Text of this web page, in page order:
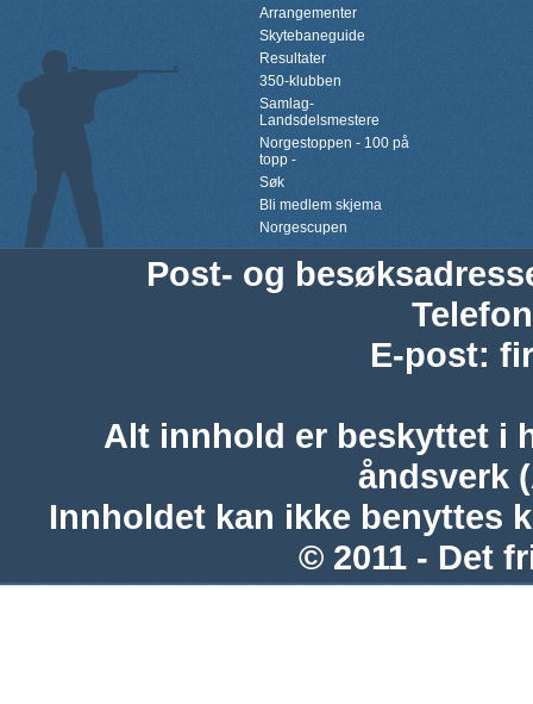
Arrangementer
Skytebaneguide
Resultater
350-klubben
Samlag-
Landsdelsmestere
Norgestoppen - 100 på
topp -
Søk
Bli medlem skjema
Norgescupen
Post- og
Telefon
E-post:
Alt innhold er beskyttet i
åndsverk
Innholdet kan ikke benyttes
© 2011 - Det